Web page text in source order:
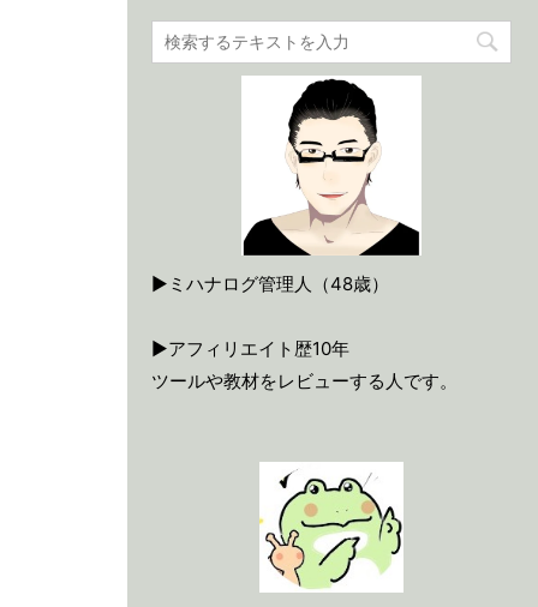
▶ミハナログ管理人（48歳）
▶アフィリエイト歴10年
ツールや教材をレビューする人です。